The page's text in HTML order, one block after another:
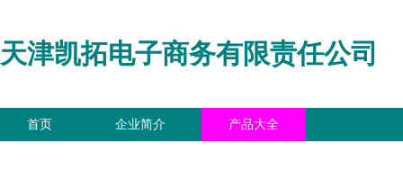
天津凯拓电子商务有限责任公司
首页 企业简介 产品大全